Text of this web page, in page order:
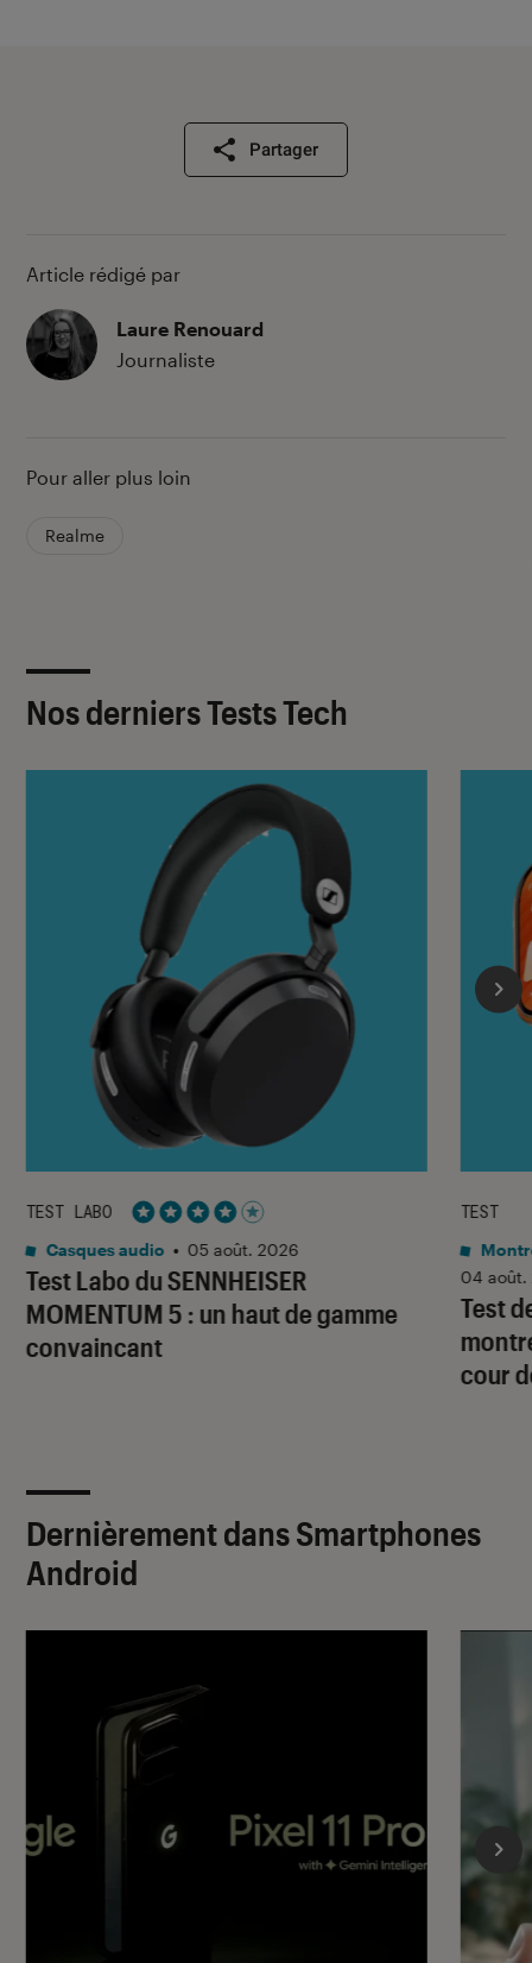
Partager
Article rédigé par
Laure Renouard
Journaliste
Pour aller plus loin
Realme
Nos derniers Tests Tech
Test Labo du SENNHEISER
MOMENTUM 5 : un haut de gamme
convaincant
TEST LABO
Noté 4 étoiles sur 5
Casques audio • 05 août. 2026
Test
cour
TEST
04 août.
Dernièrement dans Smartphones
Android